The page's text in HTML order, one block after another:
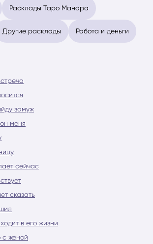
Расклады Таро Манара
Другие расклады Работа и деньги
замуж
меня
сейчас
сказать
в его жизни
с женой